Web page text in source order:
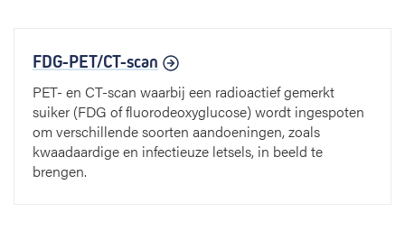
FDG-PET/CT-scan
PET- en CT-scan waarbij een radioactief gemerkt
suiker (FDG of fluorodeoxyglucose) wordt ingespoten
om verschillende soorten aandoeningen, zoals
kwaadaardige en infectieuze letsels, in beeld te
brengen.